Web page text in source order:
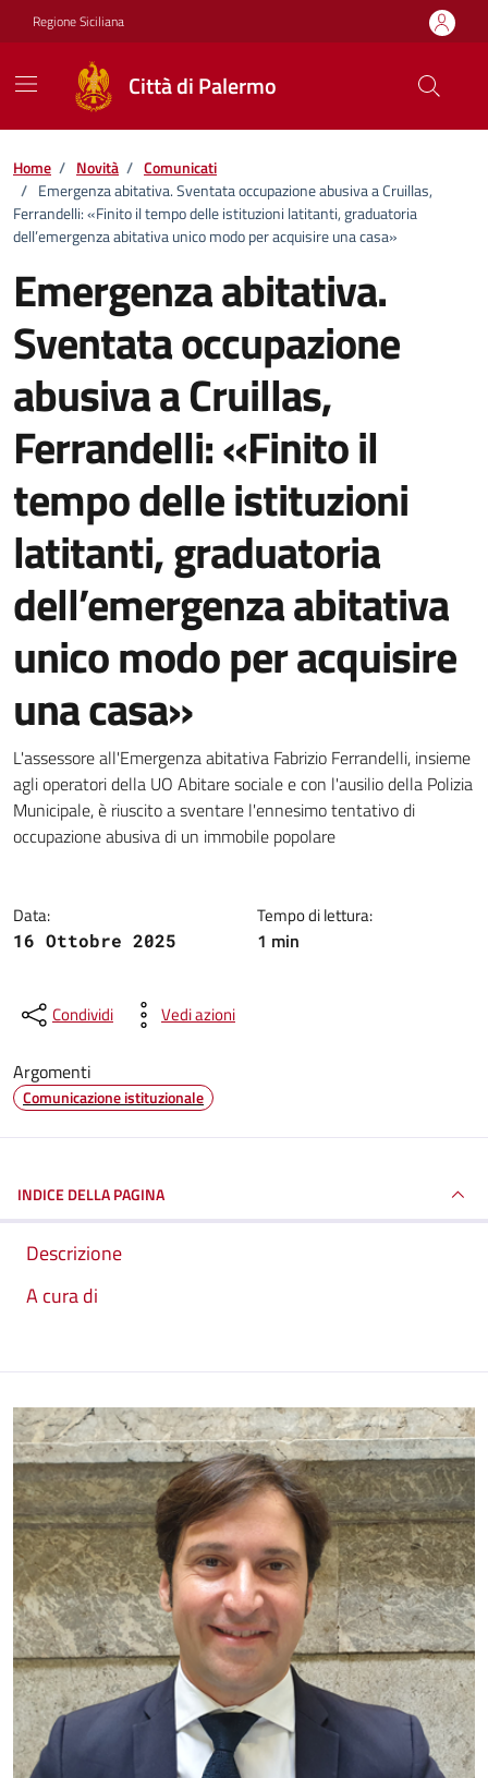
Vai ai contenuti
Vai al footer
Regione Siciliana
Città di Palermo
Home / Novità / Comunicati
/ Emergenza abitativa. Sventata occupazione abusiva a Cruillas,
Ferrandelli: «Finito il tempo delle istituzioni latitanti, graduatoria
dell’emergenza abitativa unico modo per acquisire una casa»
Emergenza abitativa.
Sventata occupazione
abusiva a Cruillas,
Ferrandelli: «Finito il
tempo delle istituzioni
latitanti, graduatoria
dell’emergenza abitativa
unico modo per acquisire
una casa»
Dettagli della notizia
L'assessore all'Emergenza abitativa Fabrizio Ferrandelli, insieme
agli operatori della UO Abitare sociale e con l'ausilio della Polizia
Municipale, è riuscito a sventare l'ennesimo tentativo di
occupazione abusiva di un immobile popolare
Data:
16 Ottobre 2025
Tempo di lettura:
1 min
Condividi Vedi azioni
Argomenti
Comunicazione istituzionale
INDICE DELLA PAGINA
Descrizione
A cura di